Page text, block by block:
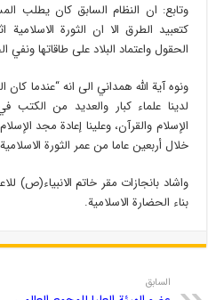
وتابع: ان النظام السابق كان يطلب
كتعبيد الطرق الا ان الثورة
الحقول واعتماد البلاد على طاقاتها ونفي
ونوه آية الله همداني الى انه “عندما
لدينا علماء كبار والعديد من
الإسلام والقرآن، وعلينا إعادة مجد
خلال أربعين عاما من عمر الثورة
واشاد بانجازات مقر خاتم الانبیاء(ص)
بناء الحضارة الاسلامية.
السابق